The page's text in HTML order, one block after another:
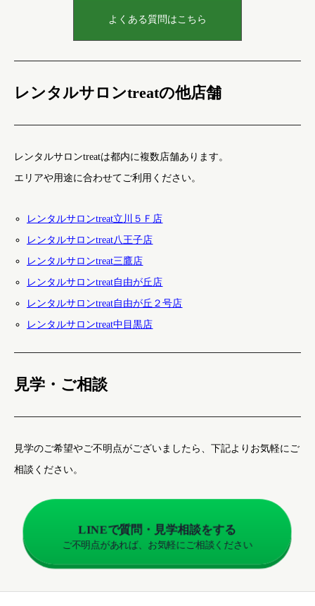
よくある質問はこちら
レンタルサロンtreatの他店舗
レンタルサロンtreatは都内に複数店舗あります。
エリアや用途に合わせてご利用ください。
レンタルサロンtreat立川５Ｆ店
レンタルサロンtreat八王子店
レンタルサロンtreat三鷹店
レンタルサロンtreat自由が丘店
レンタルサロンtreat自由が丘２号店
レンタルサロンtreat中目黒店
見学・ご相談
見学のご希望やご不明点がございましたら、下記よりお気軽にご
相談ください。
LINEで質問・見学相談をする
ご不明点があれば、お気軽にご相談ください